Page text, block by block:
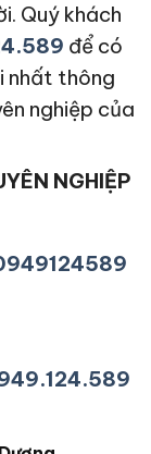
Quý khách
để có
nhất thông
nghiệp của
NGHIỆP